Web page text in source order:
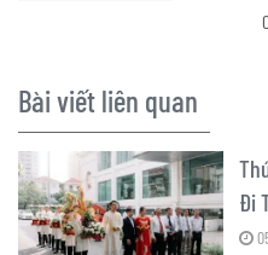
Bài viết liên quan
Đi